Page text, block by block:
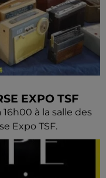
EXPO TSF
à la salle des
Expo TSF.